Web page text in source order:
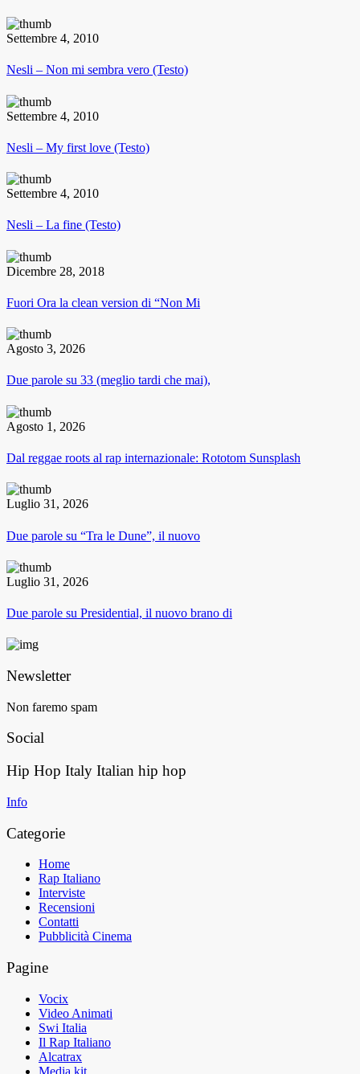
Settembre 4, 2010
Nesli – Non mi sembra vero (Testo)
Settembre 4, 2010
Nesli – My first love (Testo)
Settembre 4, 2010
Nesli – La fine (Testo)
Dicembre 28, 2018
Fuori Ora la clean version di “Non Mi
Agosto 3, 2026
Due parole su 33 (meglio tardi che mai),
Agosto 1, 2026
Dal reggae roots al rap internazionale: Rototom Sunsplash
Luglio 31, 2026
Due parole su “Tra le Dune”, il nuovo
Luglio 31, 2026
Due parole su Presidential, il nuovo brano di
Newsletter
Non faremo spam
Social
Hip Hop Italy Italian hip hop
Info
Categorie
Home
Rap Italiano
Interviste
Recensioni
Contatti
Pubblicità Cinema
Pagine
Vocix
Video Animati
Swi Italia
Il Rap Italiano
Alcatrax
Media kit